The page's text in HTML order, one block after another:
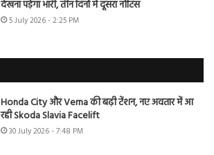
देखना पड़ेगा भारी, तीन दिनों में दूसरा नोटिस
5 July 2026 - 2:25 PM
Honda City और Verna की बढ़ी टेंशन, नए अवतार में आ
रही Skoda Slavia Facelift
30 July 2026 - 7:48 PM